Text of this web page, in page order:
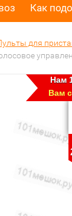
Как
для
Нам
Вам